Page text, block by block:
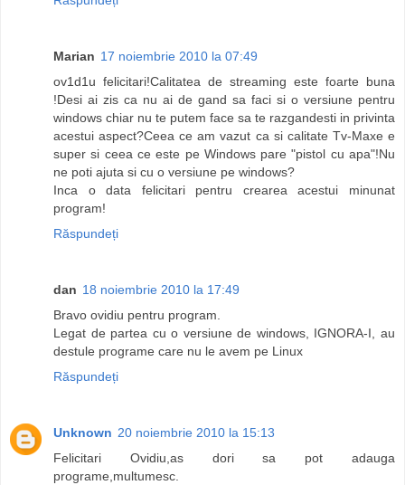
Marian 17 noiembrie 2010 la 07:49
ov1d1u felicitari!Calitatea de streaming este foarte buna
!Desi ai zis ca nu ai de gand sa faci si o versiune pentru
windows chiar nu te putem face sa te razgandesti in privinta
acestui aspect?Ceea ce am vazut ca si calitate Tv-Maxe e
super si ceea ce este pe Windows pare "pistol cu apa"!Nu
ne poti ajuta si cu o versiune pe windows?
Inca o data felicitari pentru crearea acestui minunat
program!
Răspundeți
dan 18 noiembrie 2010 la 17:49
Bravo ovidiu pentru program.
Legat de partea cu o versiune de windows, IGNORA-I, au
destule programe care nu le avem pe Linux
Răspundeți
Unknown 20 noiembrie 2010 la 15:13
Felicitari Ovidiu,as dori sa pot adauga
programe,multumesc.